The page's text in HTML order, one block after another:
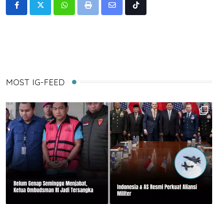
WhatsappPrint
Share
Tiktok
MOST IG-FEED